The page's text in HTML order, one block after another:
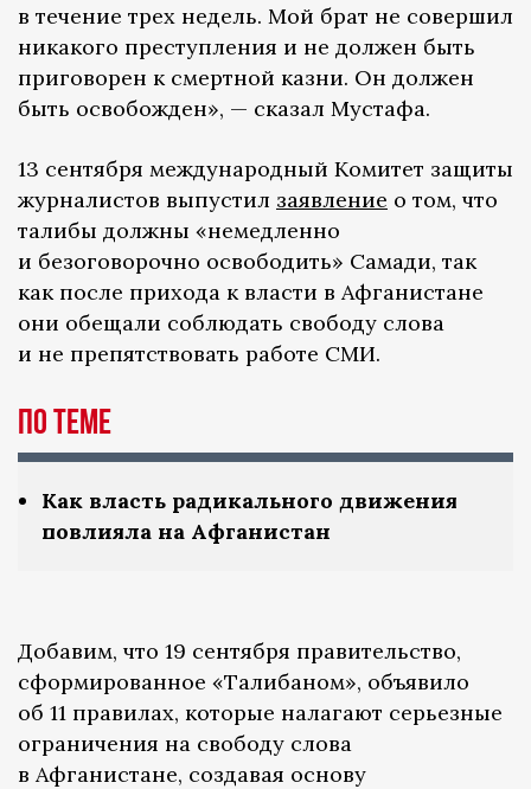
в течение трех недель. Мой брат не совершил
никакого преступления и не должен быть
приговорен к смертной казни. Он должен
быть освобожден», — сказал Мустафа.
13 сентября международный Комитет защиты
журналистов выпустил заявление о том, что
талибы должны «немедленно
и безоговорочно освободить» Самади, так
как после прихода к власти в Афганистане
они обещали соблюдать свободу слова
и не препятствовать работе СМИ.
По теме
Как власть радикального движения
повлияла на Афганистан
Добавим, что 19 сентября правительство,
сформированное «Талибаном», объявило
об 11 правилах, которые налагают серьезные
ограничения на свободу слова
в Афганистане, создавая основу